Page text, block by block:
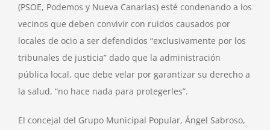
los
ciudadanos
con
el
ruido
ocio
(PSOE, Podemos y Nueva Canarias) esté condenando a los
vecinos que deben convivir con ruidos causados por
locales de ocio a ser defendidos “exclusivamente por los
tribunales de justicia” dado que la administración
pública local, que debe velar por garantizar su derecho a
la salud, “no hace nada para protegerles”.
El concejal del Grupo Municipal Popular, Ángel Sabroso,